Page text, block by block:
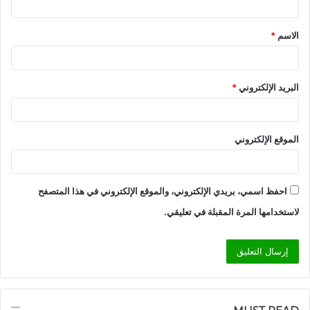
ق
*
الاسم *
البريد الإلكتروني*
الموقع الإلكتروني
احفظ اسمي، بريدي الإلكتروني، والموقع الإلكتروني في هذا المتصفح
لاستخدامها المرة المقبلة في تعليقي.